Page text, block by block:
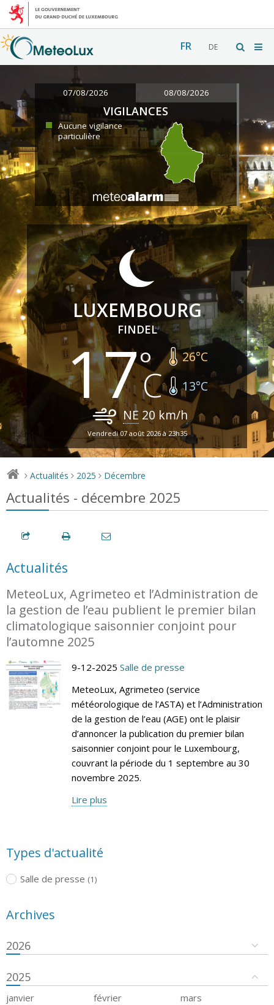
FR DE
07/08/2026 08/08/2026
VIGILANCES
Aucune vigilance
particulière
LUXEMBOURG
FINDEL
17 26°C
13°C
NE 20 km/h
Vendredi 07 août 2026 à 23h35
> Actualités > 2025 > Décembre
Actualités - décembre 2025
Actualités
MeteoLux, Agrimeteo et l’Administration de
la gestion de l’eau publient le premier bilan
climatologique saisonnier conjoint pour
l’automne 2025
9-12-2025 Salle de presse
MeteoLux, Agrimeteo (service
météorologique de l’ASTA) et l’Administration
de la gestion de l’eau (AGE) ont le plaisir
d’annoncer la publication du premier bilan
saisonnier conjoint pour le Luxembourg,
couvrant la période du 1 septembre au 30
novembre 2025.
Lire plus
Types d'actualité
Salle de presse (1)
Archives
2026
2025
janvier février
mars